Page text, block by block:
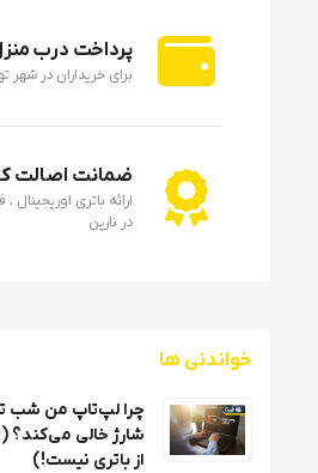
پرداخت درب
برای خریداران در شهر
ضمانت اصالت
ارائه باتری اوریجینال
در نارین
خواندنی ها
چرا لپ‌تاپ من شب
شارژ خالی
از باتری نیست!)